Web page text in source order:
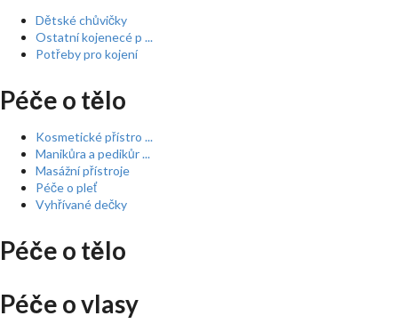
Dětské chůvičky
Ostatní kojenecé p ...
Potřeby pro kojení
Péče o tělo
Kosmetické přístro ...
Manikůra a pedikůr ...
Masážní přístroje
Péče o pleť
Vyhřívané dečky
Péče o tělo
Péče o vlasy